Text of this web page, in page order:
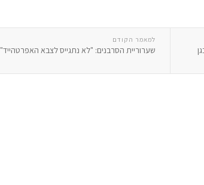
למאמר הקודם
שערוריית הסרבנים: "לא נתגייס לצבא האפרטהייד"